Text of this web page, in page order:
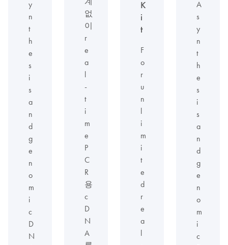
y
n
t
h
e
s
i
s
a
n
d
g
e
n
o
m
i
c
D
N
없
이
r
e
a
l
-
t
i
m
e
P
C
R
용
c
D
N
A
K
i
t
F
o
r
u
n
l
i
m
i
t
e
d
r
e
a
l
A
s
y
n
t
h
e
s
i
s
a
n
d
g
e
n
o
m
i
c